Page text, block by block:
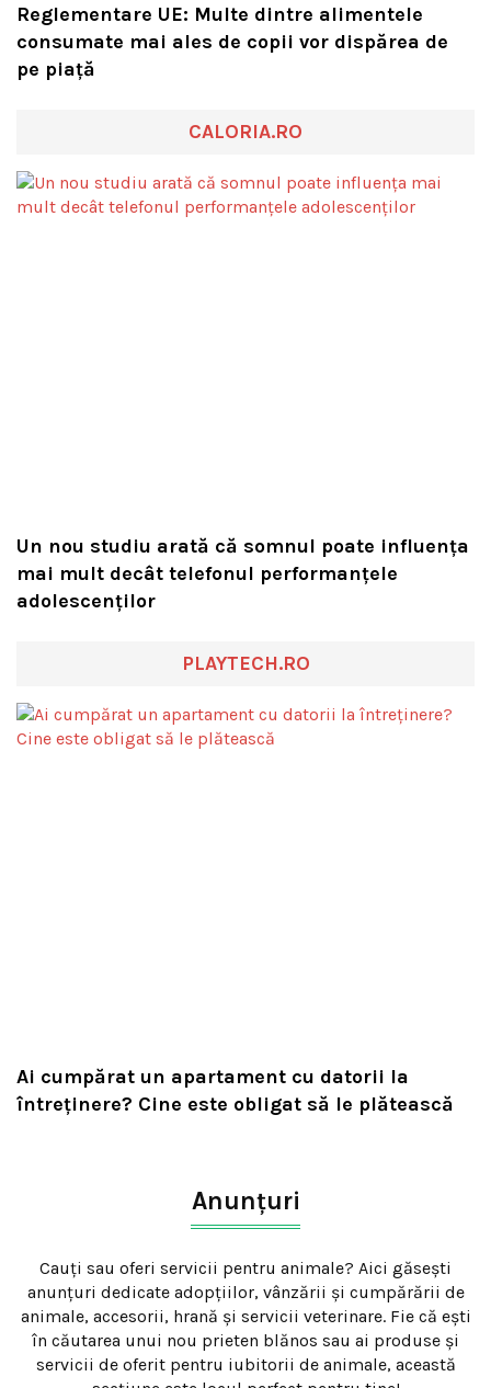
Reglementare UE: Multe dintre alimentele
consumate mai ales de copii vor dispărea de
pe piață
CALORIA.RO
Un nou studiu arată că somnul poate influența
mai mult decât telefonul performanțele
adolescenților
PLAYTECH.RO
Ai cumpărat un apartament cu datorii la
întreținere? Cine este obligat să le plătească
Anunțuri
Cauți sau oferi servicii pentru animale? Aici găsești
anunțuri dedicate adopțiilor, vânzării și cumpărării de
animale, accesorii, hrană și servicii veterinare. Fie că ești
în căutarea unui nou prieten blănos sau ai produse și
servicii de oferit pentru iubitorii de animale, această